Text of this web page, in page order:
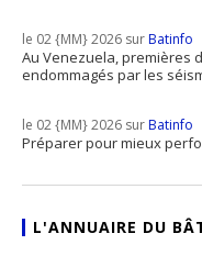
le 02 {MM} 2026 surBatinfo
Au Venezuela, premières
endommagés par les
le 02 {MM} 2026 surBatinfo
Préparer pour mieux
L'ANNUAIRE DU